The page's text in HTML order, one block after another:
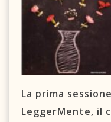
La prima
LeggerMente, il